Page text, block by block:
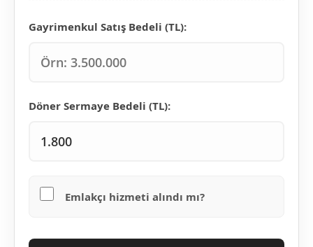
Gayrimenkul Satış Bedeli (TL):
Döner Sermaye Bedeli (TL):
Emlakçı hizmeti alındı mı?